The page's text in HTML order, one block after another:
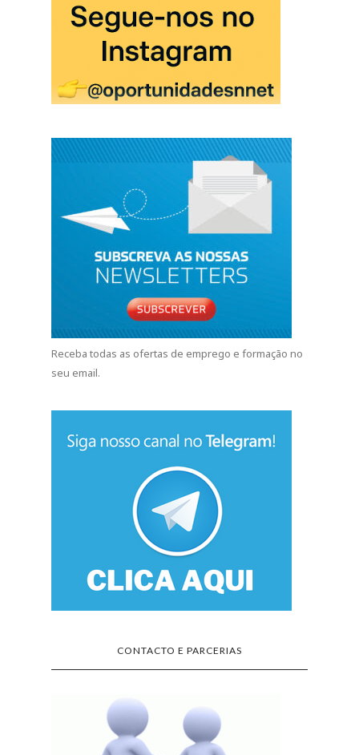
Receba todas as ofertas de emprego e formação no
seu email.
CONTACTO E PARCERIAS